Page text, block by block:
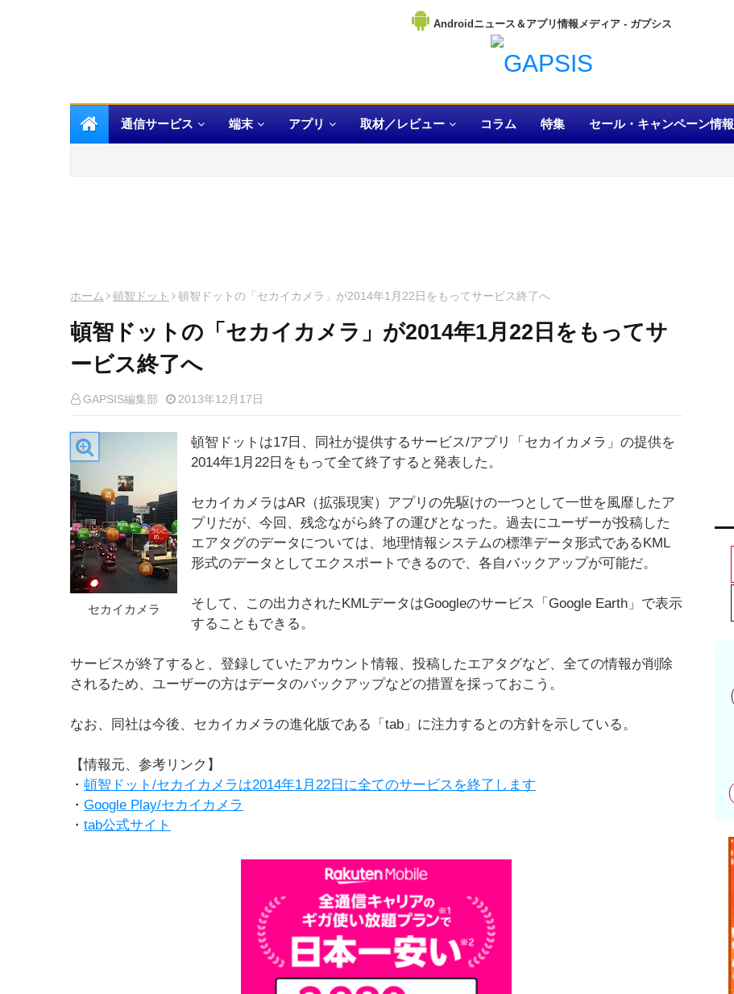
Androidニュース＆アプリ情報メディア
通信サービス 端末 アプリ 取材／レビュー コラム 特集 セール・キャンペーン情報
ホーム 頓智ドット 頓智ドットの「セカイカメラ」が2014年1月22日をもってサービス終了へ
頓智ドットの「セカイカメラ」が2014年1月22日をもってサ
ービス終了へ
GAPSIS編集部 2013年12月17日
セカイカメラ
頓智ドットは17日、同社が提供するサービス/アプリ「セカイカメラ」の提供を
2014年1月22日をもって全て終了すると発表した。
セカイカメラはAR（拡張現実）アプリの先駆けの一つとして一世を風靡したア
プリだが、今回、残念ながら終了の運びとなった。過去にユーザーが投稿した
エアタグのデータについては、地理情報システムの標準データ形式であるKML
形式のデータとしてエクスポートできるので、各自バックアップが可能だ。
そして、この出力されたKMLデータはGoogleのサービス「Google Earth」で表示
することもできる。
サービスが終了すると、登録していたアカウント情報、投稿したエアタグなど、全ての情報が削除
されるため、ユーザーの方はデータのバックアップなどの措置を採っておこう。
なお、同社は今後、セカイカメラの進化版である「tab」に注力するとの方針を示している。
【情報元、参考リンク】
・ 頓智ドット/セカイカメラは2014年1月22日に全てのサービスを終了します
・ Google Play/セカイカメラ
・ tab公式サイト